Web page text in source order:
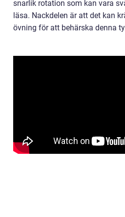
snarlik rotation som kan vara
läsa. Nackdelen är att det kan
övning för att behärska denna